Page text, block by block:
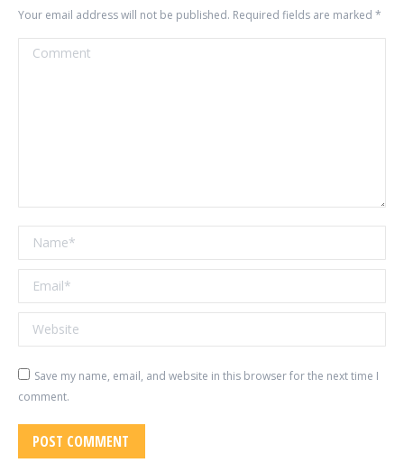
Your email address will not be published. Required fields are marked *
Comment
Name *
Email *
Website
Save my name, email, and website in this browser for the next time I
comment.
POST COMMENT